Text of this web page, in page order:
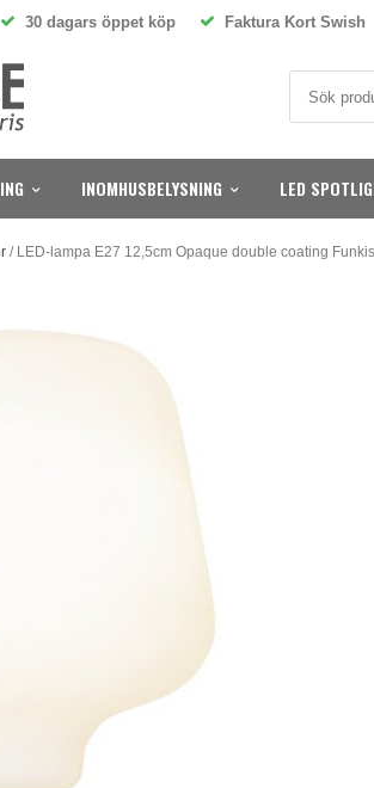
30 dagars öppet köp Faktura Kort Swish
INOMHUSBELYSNING LED
/ LED-lampa E27 12,5cm Opaque double coating Funkis